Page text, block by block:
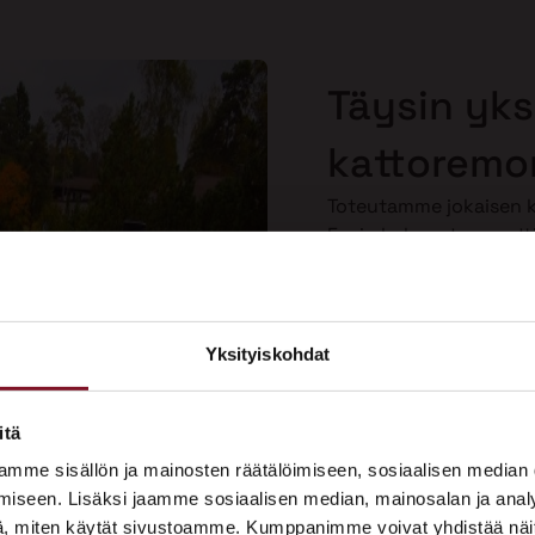
Yksityiskohdat
sisällön ja mainosten räätälöimiseen, sosiaalisen
Lisäksi jaamme sosiaalisen median, mainosalan ja
miten käytät sivustoamme. Kumppanimme voivat yhdistää
Toteutamme
Ensin kokenut
kartoituksen, josta
sen, mitä sille tulee
kuuntelemme
personoituja ratkaisuja.
Näin saat
×
Prima on mukana
Asuntomessuilla!